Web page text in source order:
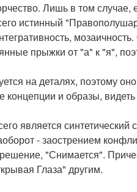
Лишь в том
истинный
прыжки от "а" к "я",
на деталях, поэтому
концепции и образы,
является синтетический
- заострением
"Снимается".
Глаза" другим.